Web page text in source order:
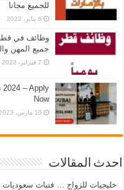
للجميع مجانا
6 يناير، 2022
جميع المهن
7 فبراير، 2022
2024 – Apply
Now
10 مارس، 2023
احدث المقالات
خليجيات للزواج … فتيات